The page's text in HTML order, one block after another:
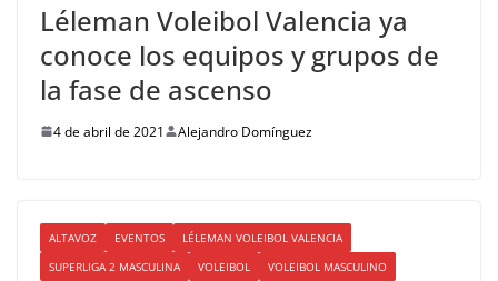
Léleman Voleibol Valencia ya
conoce los equipos y grupos de
la fase de ascenso
4 de abril de 2021 Alejandro Domínguez
ALTAVOZ EVENTOS
LÉLEMAN VOLEIBOL VALENCIA
SUPERLIGA 2 MASCULINA
VOLEIBOL VOLEIBOL MASCULINO